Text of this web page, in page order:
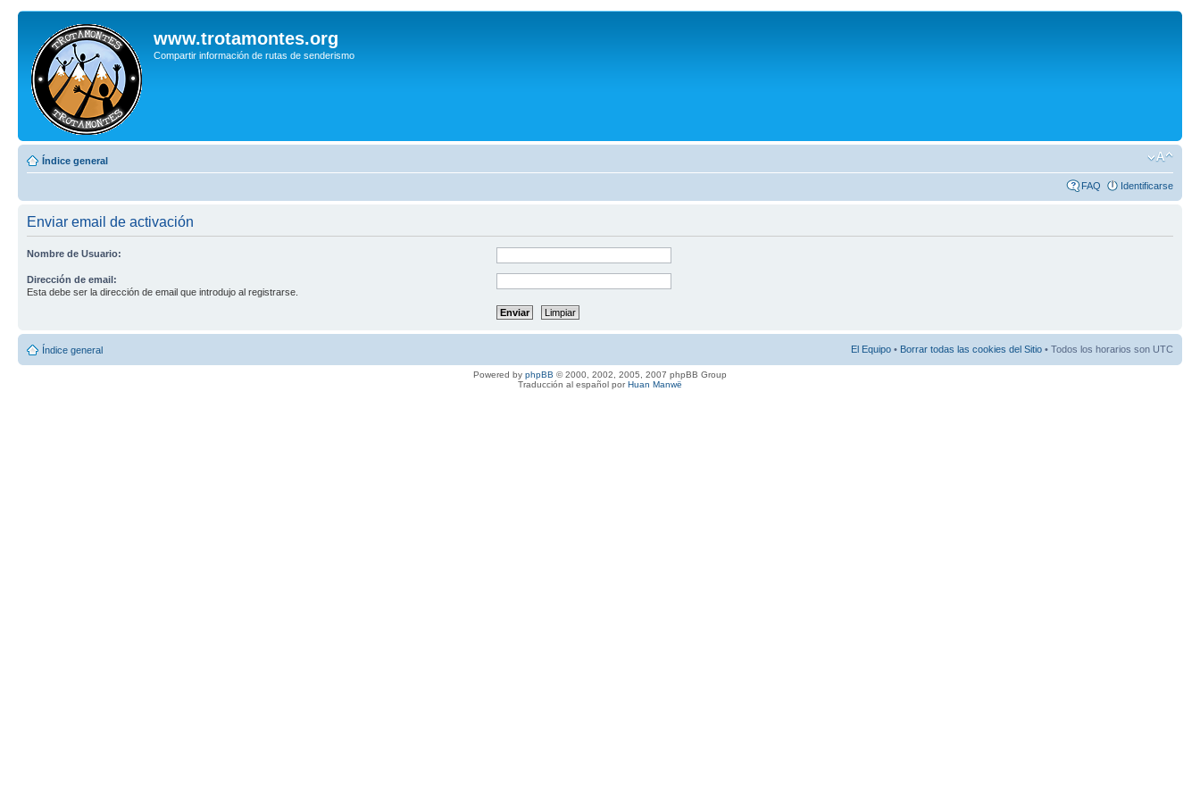
www.trotamontes.org
Compartir información de rutas de senderismo
Índice general
FAQ Identificarse
Enviar email de activación
Nombre de Usuario:
Dirección de email:
Esta debe ser la dirección de email que introdujo al registrarse.
Índice general El Equipo • Borrar todas las cookies del Sitio • Todos los horarios son UTC
Powered by phpBB © 2000, 2002, 2005, 2007 phpBB Group
Traducción al español porHuan Manwë